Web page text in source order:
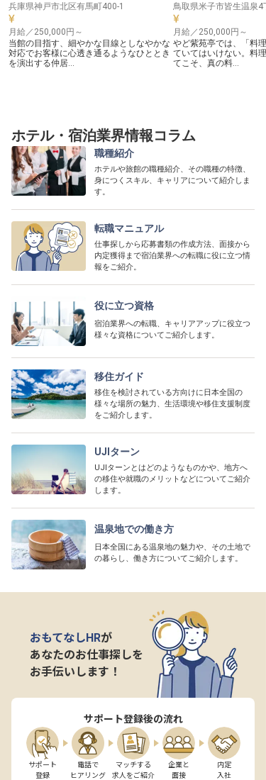
兵庫県神戸市北区有馬町400-1
月給／250,000円～
当館の目指す、細やかな目線としなやかな
対応でお客様に心透き通るようなひととき
を演出する仲居...
鳥取県米子市皆生温泉4
月給／250,000円～
やど紫苑亭では、「料
ていてはいけない。料
てこそ、真の料...
ホテル・宿泊業界情報コラム
職種紹介
ホテルや旅館の職種紹介、その職種の特徴、
身につくスキル、キャリアについて紹介しま
す。
転職マニュアル
仕事探しから応募書類の作成方法、面接から
内定獲得まで宿泊業界への転職に役に立つ情
報をご紹介。
役に立つ資格
宿泊業界への転職、キャリアアップに役立つ
様々な資格についてご紹介します。
移住ガイド
移住を検討されている方向けに日本全国の
様々な場所の魅力、生活環境や移住支援制度
をご紹介します。
UJIターン
UJIターンとはどのようなものかや、地方へ
の移住や就職のメリットなどについてご紹介
します。
温泉地での働き方
日本全国にある温泉地の魅力や、その土地で
の暮らし、働き方についてご紹介します。
おもてなしHRが
あなたのお仕事探しを
お手伝いします！
サポート登録後の流れ
サポート
登録
電話で
ヒアリング
マッチする
求人をご紹介
企業と
面接
内定
入社